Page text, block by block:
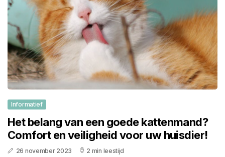
Informatief
Het belang van een goede kattenmand?
Comfort en veiligheid voor uw huisdier!
26 november 2023 2 min leestijd